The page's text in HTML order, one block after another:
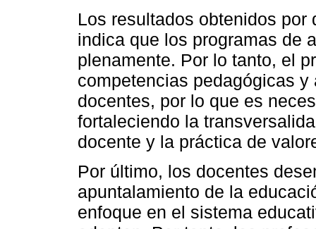
Los resultados obtenidos
indica que los programas de
plenamente. Por lo tanto, el
competencias pedagógicas
docentes, por lo que es
fortaleciendo la
docente y la práctica de
Por último, los docentes
apuntalamiento de la
enfoque en el sistema